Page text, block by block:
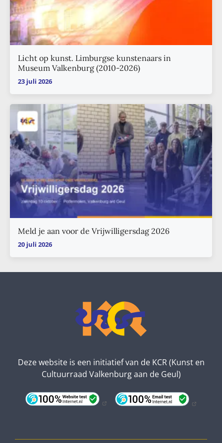
Licht op kunst. Limburgse kunstenaars in
Museum Valkenburg (2010-2026)
23 juli 2026
Meld je aan voor de Vrijwilligersdag 2026
20 juli 2026
Deze website is een initiatief van de KCR (Kunst en
Cultuurraad Valkenburg aan de Geul)